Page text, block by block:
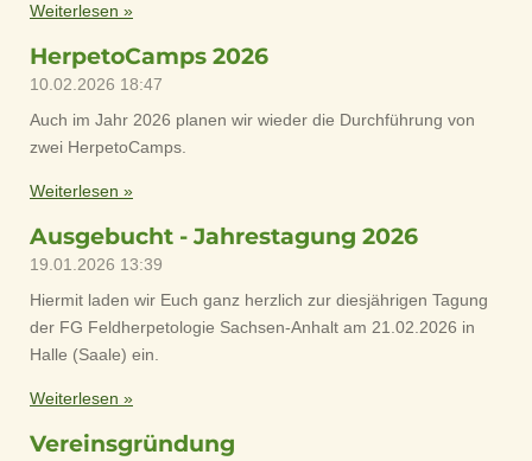
Weiterlesen »
HerpetoCamps 2026
10.02.2026 18:47
Auch im Jahr 2026 planen wir wieder die Durchführung von
zwei HerpetoCamps.
Weiterlesen »
Ausgebucht - Jahrestagung 2026
19.01.2026 13:39
Hiermit laden wir Euch ganz herzlich zur diesjährigen Tagung
der FG Feldherpetologie Sachsen-Anhalt am 21.02.2026 in
Halle (Saale) ein.
Weiterlesen »
Vereinsgründung